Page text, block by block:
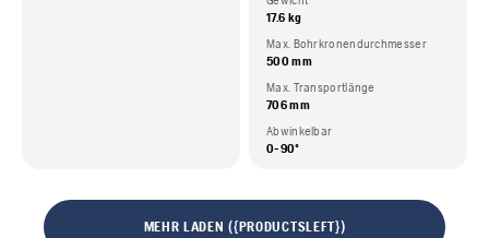
17.6 kg
Max. Bohrkronendurchmesser
500 mm
Max. Transportlänge
706 mm
Abwinkelbar
0-90º
MEHR LADEN ({PRODUCTSLEFT})